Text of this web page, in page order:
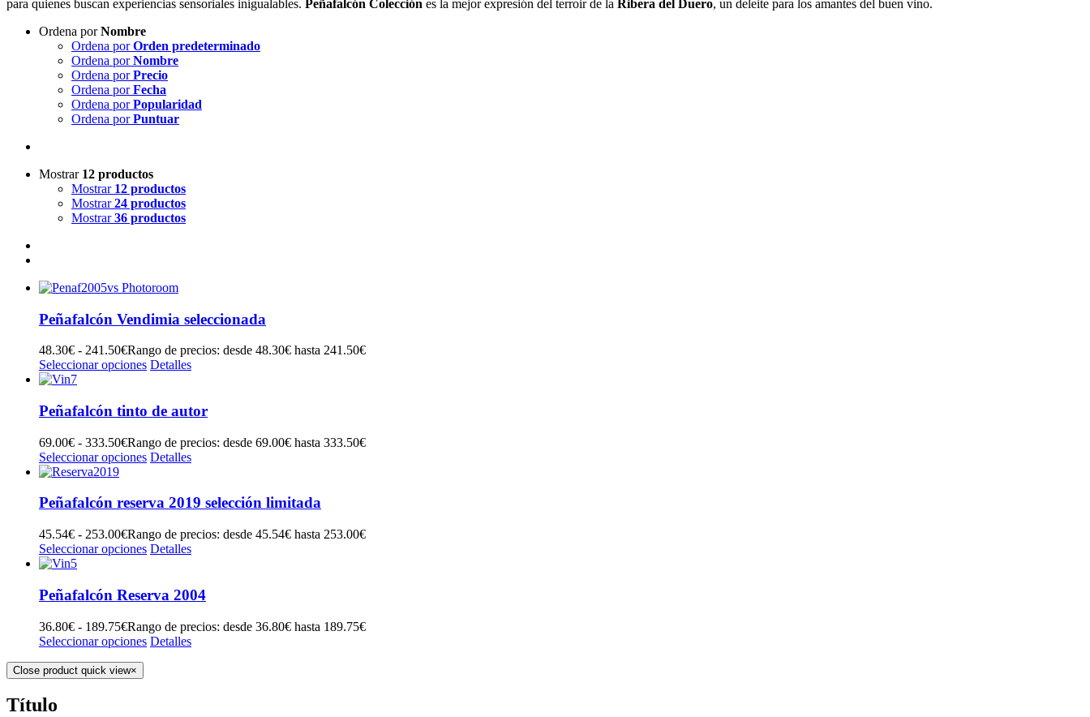
para quienes buscan experiencias sensoriales inigualables. Peñafalcón Colección es la mejor expresión del terroir de la Ribera del Duero, un deleite para los amantes del buen vino.
Ordena porNombre
Ordena porOrden predeterminado
Ordena porNombre
Ordena porPrecio
Ordena porFecha
Ordena porPopularidad
Ordena porPuntuar
Mostrar 12 productos
Mostrar 12 productos
Mostrar24 productos
Mostrar36 productos
Peñafalcón Vendimia seleccionada
48.30€ - 241.50€Rango de precios: desde 48.30€ hasta 241.50€
Seleccionar opciones Detalles
Peñafalcón tinto de autor
69.00€ - 333.50€Rango de precios: desde 69.00€ hasta 333.50€
Seleccionar opciones Detalles
Peñafalcón reserva 2019 selección limitada
45.54€ - 253.00€Rango de precios: desde 45.54€ hasta 253.00€
Seleccionar opciones Detalles
Peñafalcón Reserva 2004
36.80€ - 189.75€Rango de precios: desde 36.80€ hasta 189.75€
Seleccionar opciones Detalles
Close product quick view×
Título